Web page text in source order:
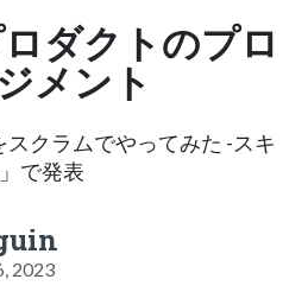
ダクトのプロ
メント
クラムでやってみた -スキ
で発表
2023